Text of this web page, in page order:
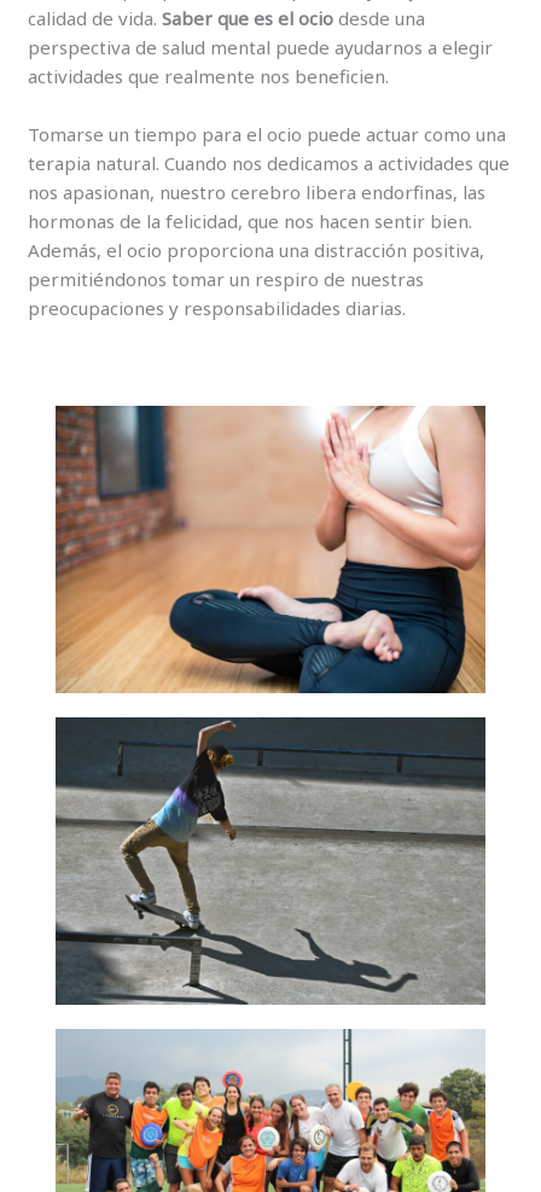
calidad de vida.Saber que es el ocio desde una
perspectiva de salud mental puede ayudarnos a elegir
actividades que realmente nos beneficien.
Tomarse un tiempo para el ocio puede actuar como una
terapia natural. Cuando nos dedicamos a actividades que
nos apasionan, nuestro cerebro libera endorfinas, las
hormonas de la felicidad, que nos hacen sentir bien.
Además, el ocio proporciona una distracción positiva,
permitiéndonos tomar un respiro de nuestras
preocupaciones y responsabilidades diarias.